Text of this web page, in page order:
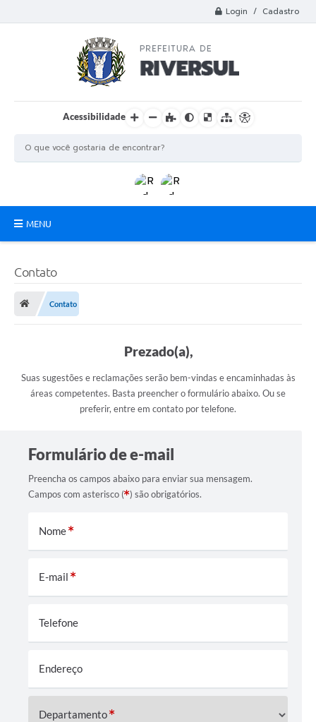
Login / Cadastro
Acessibilidade
MENU
Departamentos
Legislação
Conselhos
Editais
Telefones Úteis
Coleta de Lixo
Plantão Farmácias e Saúde
Coleta de exames laboratoriais
Contato
Contato
Prezado(a),
Suas sugestões e reclamações serão bem-vindas e encaminhadas às
áreas competentes. Basta preencher o formulário abaixo. Ou se
preferir, entre em contato por telefone.
Formulário de e-mail
Preencha os campos abaixo para enviar sua mensagem.
Campos com asterisco ( ) são obrigatórios.
Nome
E-mail
Telefone
Endereço
Departamento